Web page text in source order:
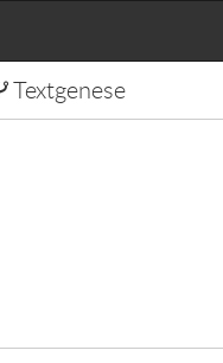
Textgenese